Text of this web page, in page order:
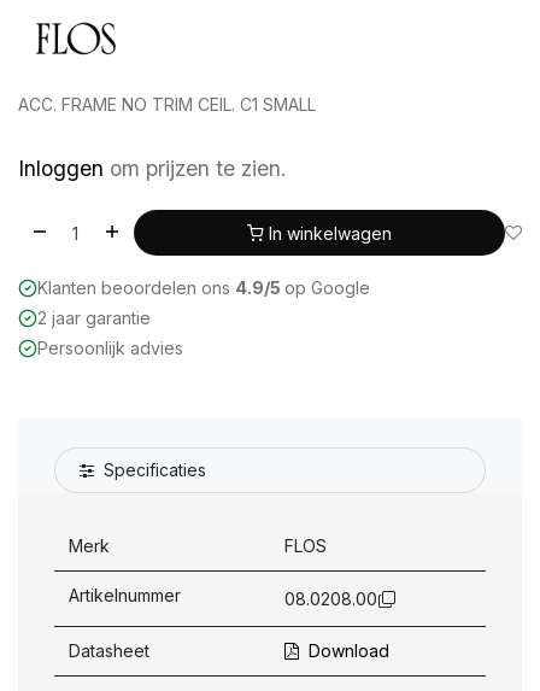
ACC. FRAME NO TRIM CEIL. C1 SMALL
Inloggen om prijzen te zien.
In winkelwagen
Klanten beoordelen ons 4.9/5 op Google
2 jaar garantie
Persoonlijk advies
Specificaties
Merk FLOS
Artikelnummer 08.0208.00
Datasheet Download